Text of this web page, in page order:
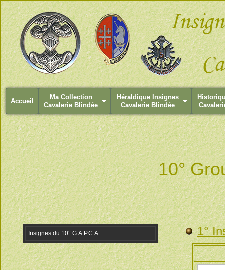
Accueil
Ma Collection
Cavalerie Blindée
Héraldique Insignes
Cavalerie Blindée
10°
1°